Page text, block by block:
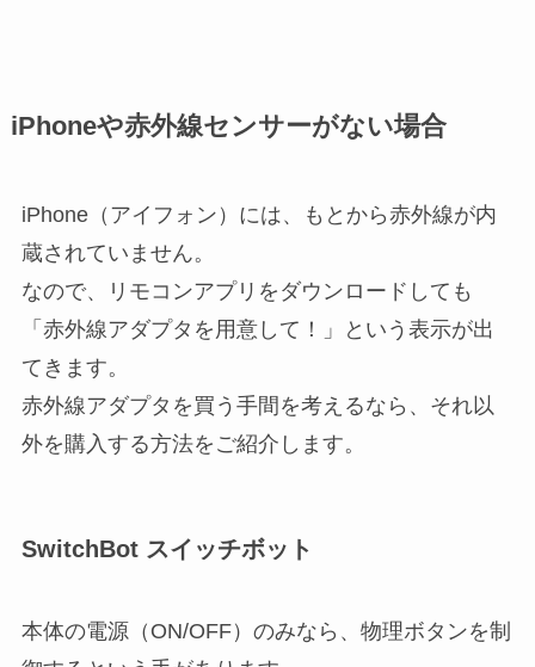
iPhoneや赤外線センサーがない場合
iPhone（アイフォン）には、もとから赤外線が内
蔵されていません。
なので、リモコンアプリをダウンロードしても
「赤外線アダプタを用意して！」という表示が出
てきます。
赤外線アダプタを買う手間を考えるなら、それ以
外を購入する方法をご紹介します。
SwitchBot スイッチボット
本体の電源（ON/OFF）のみなら、物理ボタンを制